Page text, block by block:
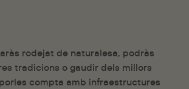
rodejat de naturalesa, podràs
tradicions o gaudir dels millors
compta amb infraestructures